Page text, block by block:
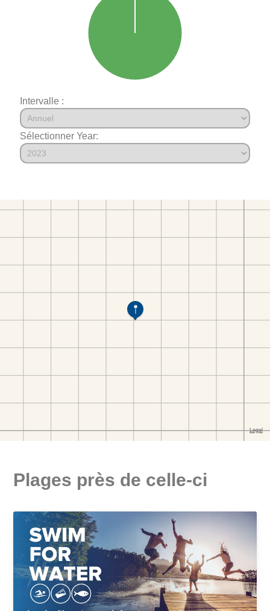
Intervalle :
Sélectionner Year:
Plages près de celle-ci